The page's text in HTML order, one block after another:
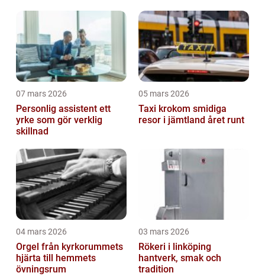
07 mars 2026
Personlig assistent ett
yrke som gör verklig
skillnad
05 mars 2026
Taxi krokom smidiga
resor i jämtland året runt
04 mars 2026
Orgel från kyrkorummets
hjärta till hemmets
övningsrum
03 mars 2026
Rökeri i linköping
hantverk, smak och
tradition